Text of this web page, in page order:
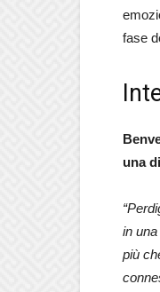
fase
una
in
più